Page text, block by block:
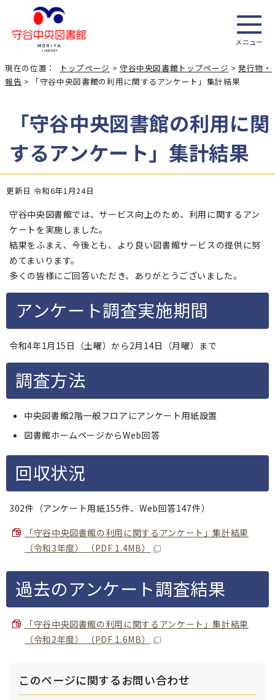
メニュー
現在の位置： トップページ > 守谷中央図書館トップページ >発行物・
報告 > 「守谷中央図書館の利用に関するアンケート」集計結果
「守谷中央図書館の利用に関
するアンケート」集計結果
更新日 令和6年1月24日
守谷中央図書館では、サービス向上のため、利用に関するアン
ケートを実施しました。
結果をふまえ、今後とも、より良い図書館サービスの提供に努
めてまいります。
多くの皆様にご回答いただき、ありがとうございました。
アンケート調査実施期間
令和4年1月15日（土曜）から2月14日（月曜）まで
調査方法
中央図書館2階一般フロアにアンケート用紙設置
図書館ホームページからWeb回答
回収状況
302件（アンケート用紙155件、Web回答147件）
「守谷中央図書館の利用に関するアンケート」集計結果
（令和3年度） （PDF 1.4MB）
過去のアンケート調査結果
「守谷中央図書館の利用に関するアンケート」集計結果
（令和2年度） （PDF 1.6MB）
このページに関するお問い合わせ